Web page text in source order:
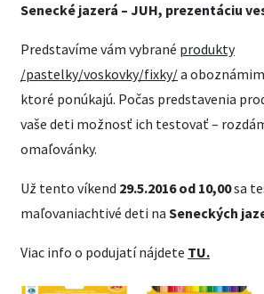
Senecké jazerá – JUH, prezentáciu
Predstavíme vám vybrané produkty
/pastelky/voskovky/fixky/a
ktoré ponúkajú. Počas predstavenia
vaše deti možnosť ich testovať –
omaľovánky.
Už tento víkend 29.5.2016 od 10,00sa
maľovaniachtivé deti na Seneckých
Viac info o podujatí nájdete TU.